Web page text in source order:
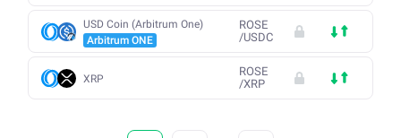
USD Coin (Arbitrum One)
Arbitrum ONE
ROSE
/USDC
XRP
ROSE
/XRP